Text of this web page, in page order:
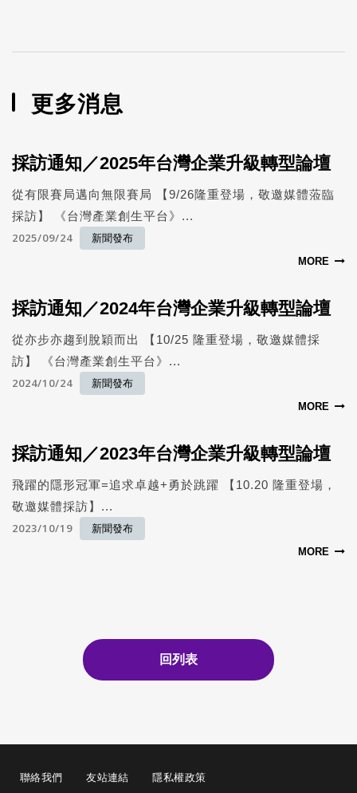
更多消息
採訪通知／2025年台灣企業升級轉型論壇
從有限賽局邁向無限賽局 【9/26隆重登場，敬邀媒體蒞臨
採訪】 《台灣產業創生平台》...
2025/09/24
新聞發布
MORE
採訪通知／2024年台灣企業升級轉型論壇
從亦步亦趨到脫穎而出 【10/25 隆重登場，敬邀媒體採
訪】 《台灣產業創生平台》...
2024/10/24
新聞發布
MORE
採訪通知／2023年台灣企業升級轉型論壇
飛躍的隱形冠軍=追求卓越+勇於跳躍 【10.20 隆重登場，
敬邀媒體採訪】...
2023/10/19
新聞發布
MORE
回列表
聯絡我們 友站連結 隱私權政策